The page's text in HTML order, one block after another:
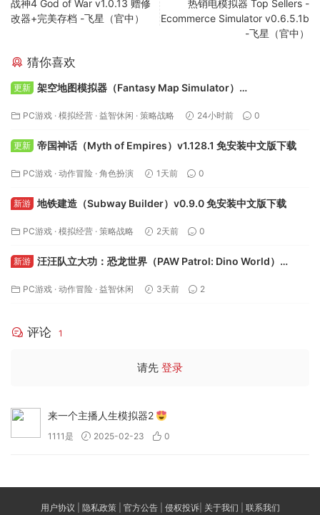
战神4 God of War v1.0.13 赠修
改器+完美存档 -飞星（官中）
热销电模拟器 Top Sellers -
Ecommerce Simulator v0.6.5.1b
-飞星（官中）
猜你喜欢
更新 架空地图模拟器（Fantasy Map Simulator）
PC游戏 · 模拟经营 · 益智休闲 · 策略战略 24小时前 0
更新 帝国神话（Myth of Empires）v1.128.1 免安装中文版下载
PC游戏 · 动作冒险 · 角色扮演 1天前 0
新游 地铁建造（Subway Builder）v0.9.0 免安装中文版下载
PC游戏 · 模拟经营 · 策略战略 2天前 0
新游 汪汪队立大功：恐龙世界（PAW Patrol: Dino World）
PC游戏 · 动作冒险 · 益智休闲 3天前 2
评论 1
请先 登录
来一个主播人生模拟器2
1111是 2025-02-23 0
用户协议 隐私政策| 官方公告| 侵权投诉| 关于我们 联系我们